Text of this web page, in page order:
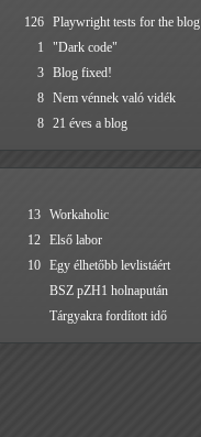
126 Playwright tests for the blog
1
"Dark code"
3 Blog fixed!
8 Nem vénnek való vidék
8 21 éves a blog
13 Workaholic
12 Első labor
10 Egy élhetőbb levlistáért
BSZ pZH1 holnapután
Tárgyakra fordított idő